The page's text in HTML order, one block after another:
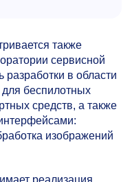
также
сервисной
разработки в области
беспилотных
средств, а также
изображений
реализация